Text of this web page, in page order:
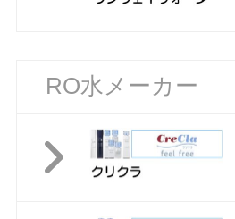
RO水メーカー